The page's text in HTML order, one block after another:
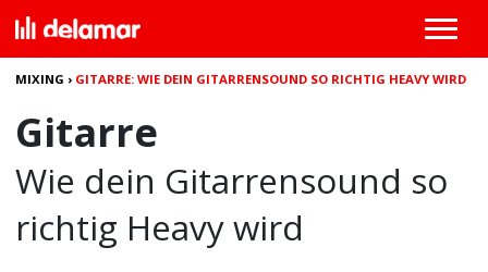
MIXING › GITARRE: WIE DEIN GITARRENSOUND SO RICHTIG HEAVY WIRD
Gitarre
Wie dein Gitarrensound so
richtig Heavy wird